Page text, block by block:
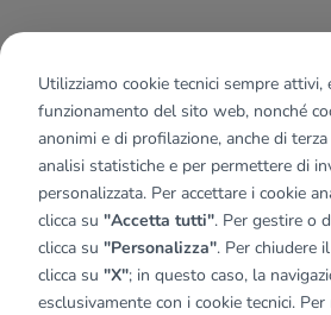
Utilizziamo cookie tecnici sempre attivi,
funzionamento del sito web, nonché
anonimi e di profilazione, anche di
analisi statistiche e per permettere di
personalizzata. Per accettare i cookie
clicca su "Accetta tutti". Per gestire o
clicca su "Personalizza". Per chiudere
clicca su "X"; in questo caso, la
esclusivamente con i cookie tecnici.